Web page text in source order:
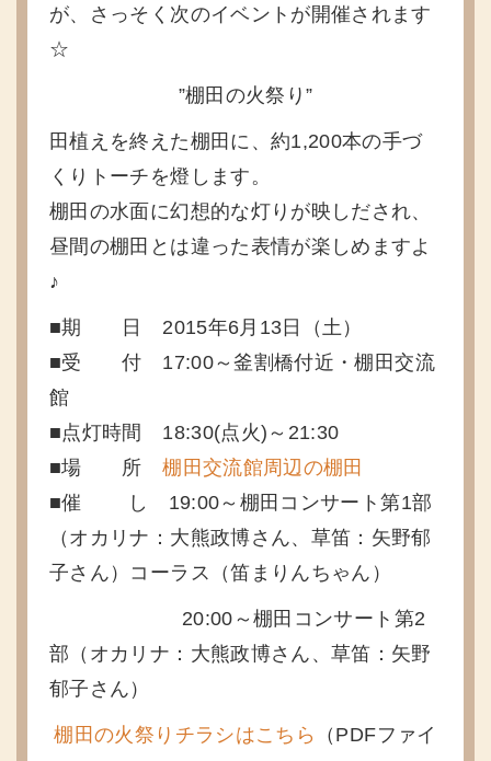
が、さっそく次のイベントが開催されます
☆
”棚田の火祭り”
田植えを終えた棚田に、約1,200本の手づ
くりトーチを燈します。
棚田の水面に幻想的な灯りが映しだされ、
昼間の棚田とは違った表情が楽しめますよ
♪
■期 日 2015年6月13日（土）
■受 付 17:00～釜割橋付近・棚田交流
館
■点灯時間 18:30(点火)～21:30
■場 所棚田交流館周辺の棚田
■催 し 19:00～棚田コンサート第1部
（オカリナ：大熊政博さん、草笛：矢野郁
子さん）コーラス（笛まりんちゃん）
20:00～棚田コンサート第2
部（オカリナ：大熊政博さん、草笛：矢野
郁子さん）
棚田の火祭りチラシはこちら
（PDFファイ